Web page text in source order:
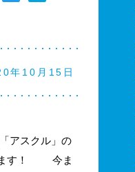
年10月15日
アスクル」の
ます！ 今ま